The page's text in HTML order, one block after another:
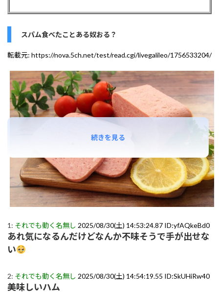
スパム食べたことある奴おる？
転載元: https://nova.5ch.net/test/read.cgi/livegalileo/1756533204/
1: それでも動く名無し 2025/08/30(土) 14:53:24.87 ID:yfAQkeBd0
あれ気になるんだけどなんか不味そうで手が出せな
い
2: それでも動く名無し 2025/08/30(土) 14:54:19.55 ID:SkUHiRw40
美味しいハム
続きを見る